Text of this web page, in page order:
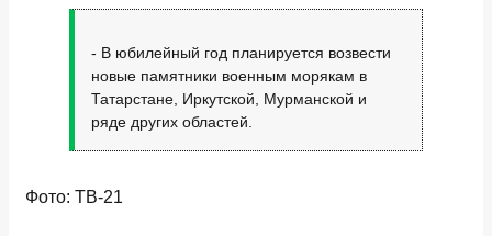
- В юбилейный год планируется возвести
новые памятники военным морякам в
Татарстане, Иркутской, Мурманской и
ряде других областей.
Фото: ТВ-21